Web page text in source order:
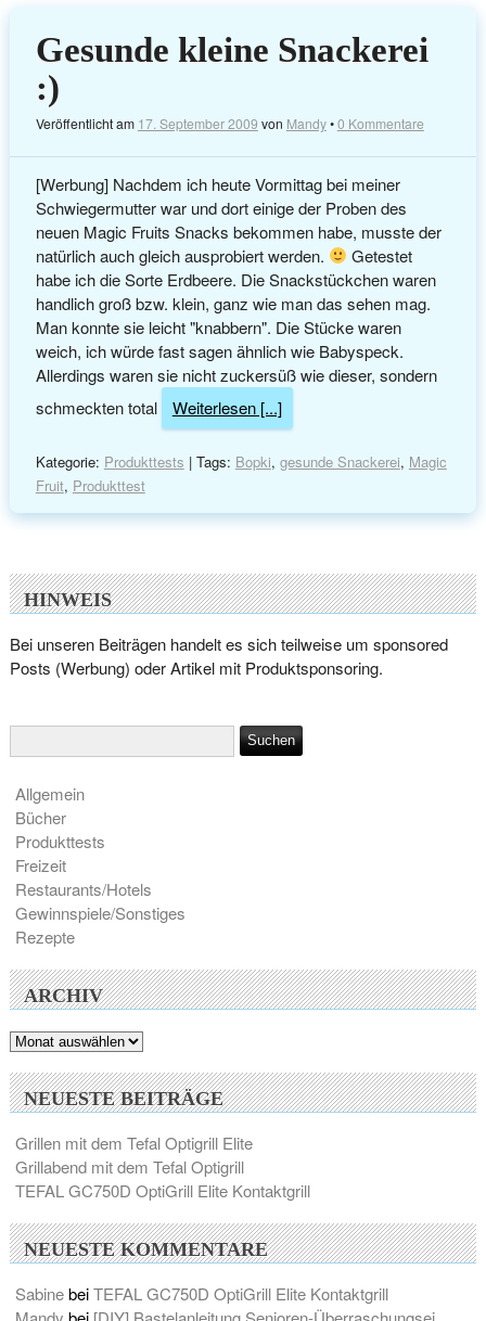
Gesunde kleine Snackerei
:)
Veröffentlicht am 17. September 2009 von Mandy•0 Kommentare
[Werbung] Nachdem ich heute Vormittag bei meiner
Schwiegermutter war und dort einige der Proben des
neuen Magic Fruits Snacks bekommen habe, musste der
natürlich auch gleich ausprobiert werden.
Getestet
habe ich die Sorte Erdbeere. Die Snackstückchen waren
handlich groß bzw. klein, ganz wie man das sehen mag.
Man konnte sie leicht "knabbern". Die Stücke waren
weich, ich würde fast sagen ähnlich wie Babyspeck.
Allerdings waren sie nicht zuckersüß wie dieser, sondern
schmeckten total
Weiterlesen [...]
Kategorie: Produkttests | Tags: Bopki, gesunde Snackerei, Magic
Fruit, Produkttest
HINWEIS
Bei unseren Beiträgen handelt es sich teilweise um sponsored
Posts (Werbung) oder Artikel mit Produktsponsoring.
Allgemein
Bücher
Produkttests
Freizeit
Restaurants/Hotels
Gewinnspiele/Sonstiges
Rezepte
ARCHIV
Archiv
NEUESTE BEITRÄGE
Grillen mit dem Tefal Optigrill Elite
Grillabend mit dem Tefal Optigrill
TEFAL GC750D OptiGrill Elite Kontaktgrill
NEUESTE KOMMENTARE
SabinebeiTEFAL GC750D OptiGrill Elite Kontaktgrill